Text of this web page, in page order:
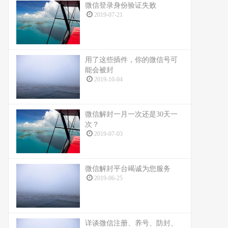
微信登录身份验证失败
2019-07-21
用了这些插件，你的微信号可
能会被封
2019-10-04
微信解封一月一次还是30天一
次？
2019-07-03
微信解封平台竭诚为您服务
2019-06-25
详谈微信注册、养号、防封、